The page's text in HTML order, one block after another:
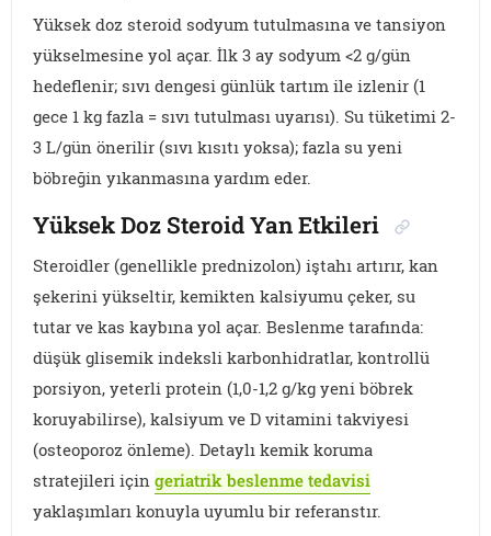
Yüksek doz steroid sodyum tutulmasına ve tansiyon
yükselmesine yol açar. İlk 3 ay sodyum <2 g/gün
hedeflenir; sıvı dengesi günlük tartım ile izlenir (1
gece 1 kg fazla = sıvı tutulması uyarısı). Su tüketimi 2-
3 L/gün önerilir (sıvı kısıtı yoksa); fazla su yeni
böbreğin yıkanmasına yardım eder.
Yüksek Doz Steroid Yan Etkileri
Steroidler (genellikle prednizolon) iştahı artırır, kan
şekerini yükseltir, kemikten kalsiyumu çeker, su
tutar ve kas kaybına yol açar. Beslenme tarafında:
düşük glisemik indeksli karbonhidratlar, kontrollü
porsiyon, yeterli protein (1,0-1,2 g/kg yeni böbrek
koruyabilirse), kalsiyum ve D vitamini takviyesi
(osteoporoz önleme). Detaylı kemik koruma
stratejileri içingeriatrik beslenme tedavisi
yaklaşımları konuyla uyumlu bir referanstır.